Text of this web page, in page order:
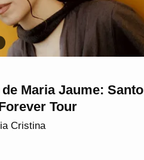
Maria Jaume: Santo
Tour
Cristina